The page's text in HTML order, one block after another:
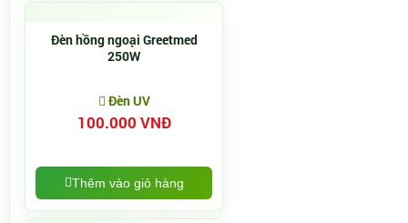
Đèn hồng ngoại Greetmed
250W
Đèn UV
100.000 VNĐ
Thêm vào giỏ hàng